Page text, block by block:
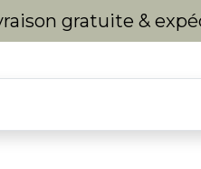
gratuite &